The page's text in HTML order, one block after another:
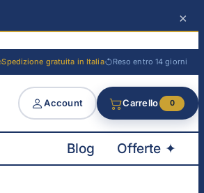
×
Spedizione gratuita in Italia Reso entro 14 giorni
Account Carrello 0
Blog Offerte ✦